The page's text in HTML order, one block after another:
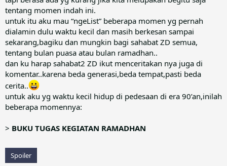
tentang momen indah ini.
untuk itu aku mau “ngeList” beberapa momen yg pernah
dialamin dulu waktu kecil dan masih berkesan sampai
sekarang,bagiku dan mungkin bagi sahabat ZD semua,
tentang bulan puasa atau bulan ramadhan..
dan ku harap sahabat2 ZD ikut menceritakan nya juga di
komentar..karena beda generasi,beda tempat,pasti beda
cerita..
untuk aku yg waktu kecil hidup di pedesaan di era 90’an,inilah
beberapa momennya:
> BUKU TUGAS KEGIATAN RAMADHAN
Spoiler